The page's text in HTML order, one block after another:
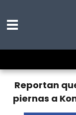
Reportan
piernas a